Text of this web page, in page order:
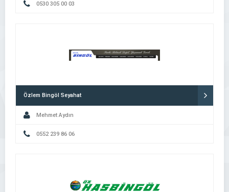
0530 305 00 03
Özlem Bingöl Seyahat
Mehmet Aydın
0552 239 86 06